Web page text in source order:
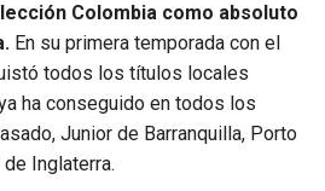
Colombia como absoluto
En su primera temporada con el
todos los títulos locales
ha conseguido en todos los
Junior de Barranquilla, Porto
Inglaterra.